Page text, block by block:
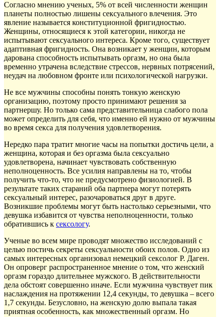
Согласно мнению ученых, 5% от всей численности женщин
планеты полностью лишены сексуального влечения. Это
явление называется конституционной фригидностью.
Женщины, относящиеся к этой категории, никогда не
испытывают сексуального интереса. Кроме того, существует
адаптивная фригидность. Она возникает у женщин, которым
дарована способность испытывать оргазм, но она была
временно утрачена вследствие стрессов, нервных потрясений,
неудач на любовном фронте или психологической нагрузки.
Не все мужчины способны понять тонкую женскую
организацию, поэтому просто принимают решения за
партнершу. Но только сама представительница слабого пола
может определить для себя, что именно ей нужно от мужчины
во время секса для получения удовлетворения.
Нередко пара тратит многие часы на попытки достичь цели, а
женщина, которая и без оргазма была сексуально
удовлетворена, начинает чувствовать собственную
неполноценность. Все усилия направлены на то, чтобы
получить что-то, что не предусмотрено физиологией. В
результате таких стараний оба партнера могут потерять
сексуальный интерес, разочароваться друг в друге.
Возникшие проблемы могут быть настолько серьезными, что
девушка избавится от чувства неполноценности, только
обратившись к сексологу.
Ученые во всем мире проводят множество исследований с
целью постичь секреты сексуальности обоих полов. Одно из
самых интересных организовал немецкий сексолог Р. Даген.
Он опроверг распространенное мнение о том, что женский
оргазм гораздо длительнее мужского. В действительности
дела обстоят совершенно иначе. Если мужчина чувствует пик
наслаждения на протяжении 12,4 секунды, то девушка – всего
1,7 секунды. Безусловно, на женскую долю выпала такая
приятная особенность, как множественный оргазм. Но